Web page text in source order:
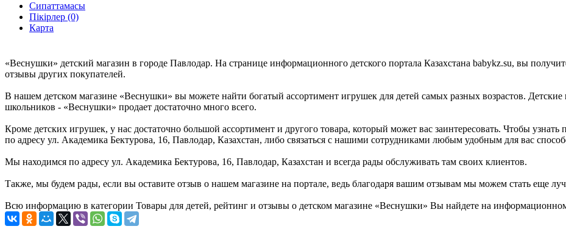
Сипаттамасы
Пікірлер (0)
Карта
«Веснушки» детский магазин в городе Павлодар. На странице информационного детского портала Казахстана babykz.su, вы
отзывы других покупателей.
В нашем детском магазине «Веснушки» вы можете найти богатый ассортимент игрушек для детей самых разных возрастов.
школьников - «Веснушки» продает достаточно много всего.
Кроме детских игрушек, у нас достаточно большой ассортимент и другого товара, который может вас заинтересовать. Чтобы
по адресу ул. Академика Бектурова, 16, Павлодар, Казахстан, либо связаться с нашими сотрудниками любым удобным для вас
Мы находимся по адресу ул. Академика Бектурова, 16, Павлодар, Казахстан и всегда рады обслуживать там своих клиентов.
Также, мы будем рады, если вы оставите отзыв о нашем магазине на портале, ведь благодаря вашим отзывам мы можем стать еще
Всю информацию в категории Товары для детей, рейтинг и отзывы о детском магазине «Веснушки» Вы найдете на информационном